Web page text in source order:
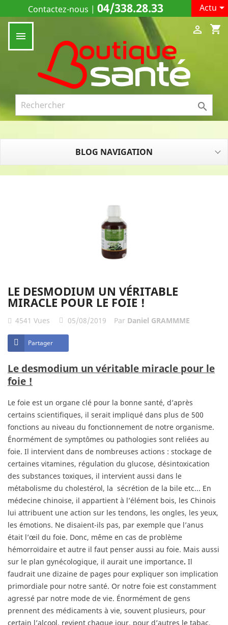
Contactez-nous | 04/338.28.33 Actu

shopping_cart


BLOG NAVIGATION
LE DESMODIUM UN VÉRITABLE
MIRACLE POUR LE FOIE !
4541 Vues 05/08/2019 Par Daniel GRAMMME
Partager
Le desmodium un véritable miracle pour le
foie !
Le foie est un organe clé pour la bonne santé, d’après
certains scientifiques, il serait impliqué dans plus de 500
fonctions au niveau du fonctionnement de notre organisme.
Énormément de symptômes ou pathologies sont reliées au
foie. Il intervient dans de nombreuses actions : stockage de
certaines vitamines, régulation du glucose, désintoxication
des substances toxiques, il intervient aussi dans le
métabolisme du cholestérol, la sécrétion de la bile etc... En
médecine chinoise, il appartient à l’élément bois, les Chinois
lui attribuent une action sur les tendons, les ongles, les yeux,
les émotions. Ne disaient-ils pas, par exemple que l’anus
était l’œil du foie. Donc, même en cas de problème
hémorroïdaire et autre il faut penser aussi au foie. Mais aussi
sur le plan gynécologique, il aurait une importance. Il
faudrait une dizaine de pages pour expliquer son implication
primordiale pour notre santé. Or notre foie est constamment
agressé par notre mode de vie. Énormément de gens
prennent des médicaments à vie, souvent plusieurs, pour
certain l’alcool, revient chaque jour, pour d’autres le tabac,